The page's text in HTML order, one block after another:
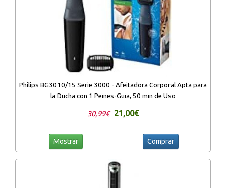
Philips BG3010/15 Serie 3000 - Afeitadora Corporal Apta para
la Ducha con 1 Peines-Guia, 50 min de Uso
30,99€ 21,00€
Mostrar Comprar